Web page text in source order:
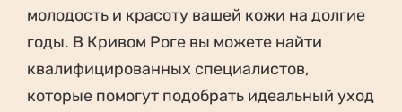
молодость и красоту вашей кожи на долгие
годы. В Кривом Роге вы можете найти
квалифицированных специалистов,
которые помогут подобрать идеальный уход